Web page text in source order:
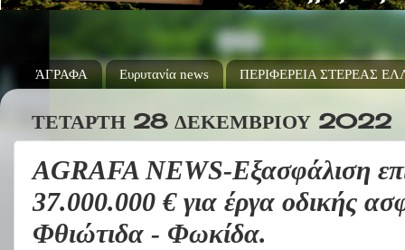
ΆΓΡΑΦΑ Ευρυτανία news ΠΕΡΙΦΕΡΕΙΑ ΣΤΕΡΕΑΣ
ΤΕΤΆΡΤΗ 28 ΔΕΚΕΜΒΡΊΟΥ 2022
AGRAFA NEWS-Εξασφάλιση
37.000.000 € για έργα οδικής
Φθιώτιδα - Φωκίδα.